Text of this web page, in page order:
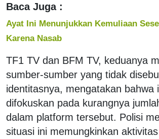
Baca Juga :
Ayat Ini Menunjukkan Kemuliaan
Karena Nasab
TF1 TV dan BFM TV, keduanya
sumber-sumber yang tidak
identitasnya, mengatakan bahwa
difokuskan pada kurangnya
dalam platform tersebut. Polisi
situasi ini memungkinkan aktivitas